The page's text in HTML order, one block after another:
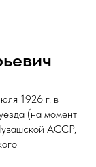
1926 г. в
(на момент
АССР,